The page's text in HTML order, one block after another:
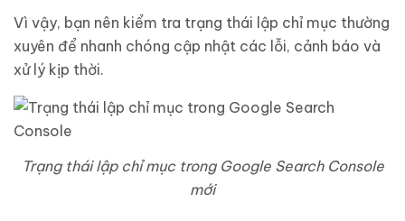
Vì vậy, bạn nên kiểm tra trạng thái lập chỉ mục thường
xuyên để nhanh chóng cập nhật các lỗi, cảnh báo và
xử lý kịp thời.
Trạng thái lập chỉ mục trong Google Search Console
mới